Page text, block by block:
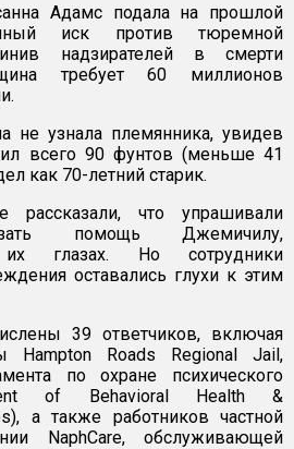
Адамс подала на прошлой
иск против тюремной
надзирателей в смерти
требует 60 миллионов
не узнала племянника, увидев
всего 90 фунтов (меньше 41
как 70-летний старик.
рассказали, что упрашивали
помощь Джемичилу,
глазах. Но сотрудники
оставались глухи к этим
39 ответчиков, включая
Hampton Roads Regional Jail,
по охране психического
of Behavioral Health &
а также работников частной
NaphCare, обслуживающей